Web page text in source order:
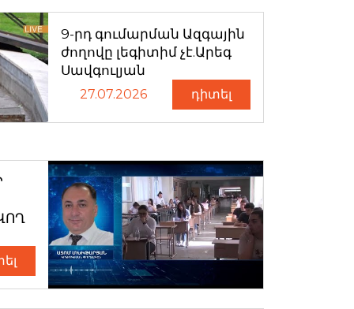
9-րդ գումարման Ազգային
ժողովը լեգիտիմ չէ.Արեգ
Սավգուլյան
27.07.2026 դիտել